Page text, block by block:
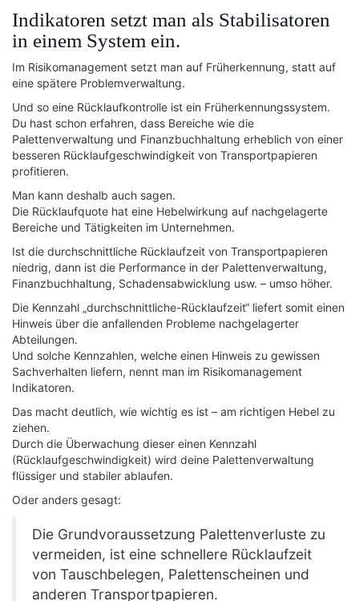
Indikatoren setzt man als Stabilisatoren
in einem System ein.
Im Risikomanagement setzt man auf Früherkennung, statt auf
eine spätere Problemverwaltung.
Und so eine Rücklaufkontrolle ist ein Früherkennungssystem.
Du hast schon erfahren, dass Bereiche wie die
Palettenverwaltung und Finanzbuchhaltung erheblich von einer
besseren Rücklaufgeschwindigkeit von Transportpapieren
profitieren.
Man kann deshalb auch sagen.
Die Rücklaufquote hat eine Hebelwirkung auf nachgelagerte
Bereiche und Tätigkeiten im Unternehmen.
Ist die durchschnittliche Rücklaufzeit von Transportpapieren
niedrig, dann ist die Performance in der Palettenverwaltung,
Finanzbuchhaltung, Schadensabwicklung usw. – umso höher.
Die Kennzahl „durchschnittliche-Rücklaufzeit“ liefert somit einen
Hinweis über die anfallenden Probleme nachgelagerter
Abteilungen.
Und solche Kennzahlen, welche einen Hinweis zu gewissen
Sachverhalten liefern, nennt man im Risikomanagement
Indikatoren.
Das macht deutlich, wie wichtig es ist – am richtigen Hebel zu
ziehen.
Durch die Überwachung dieser einen Kennzahl
(Rücklaufgeschwindigkeit) wird deine Palettenverwaltung
flüssiger und stabiler ablaufen.
Oder anders gesagt:
Die Grundvoraussetzung Palettenverluste zu
vermeiden, ist eine schnellere Rücklaufzeit
von Tauschbelegen, Palettenscheinen und
anderen Transportpapieren.